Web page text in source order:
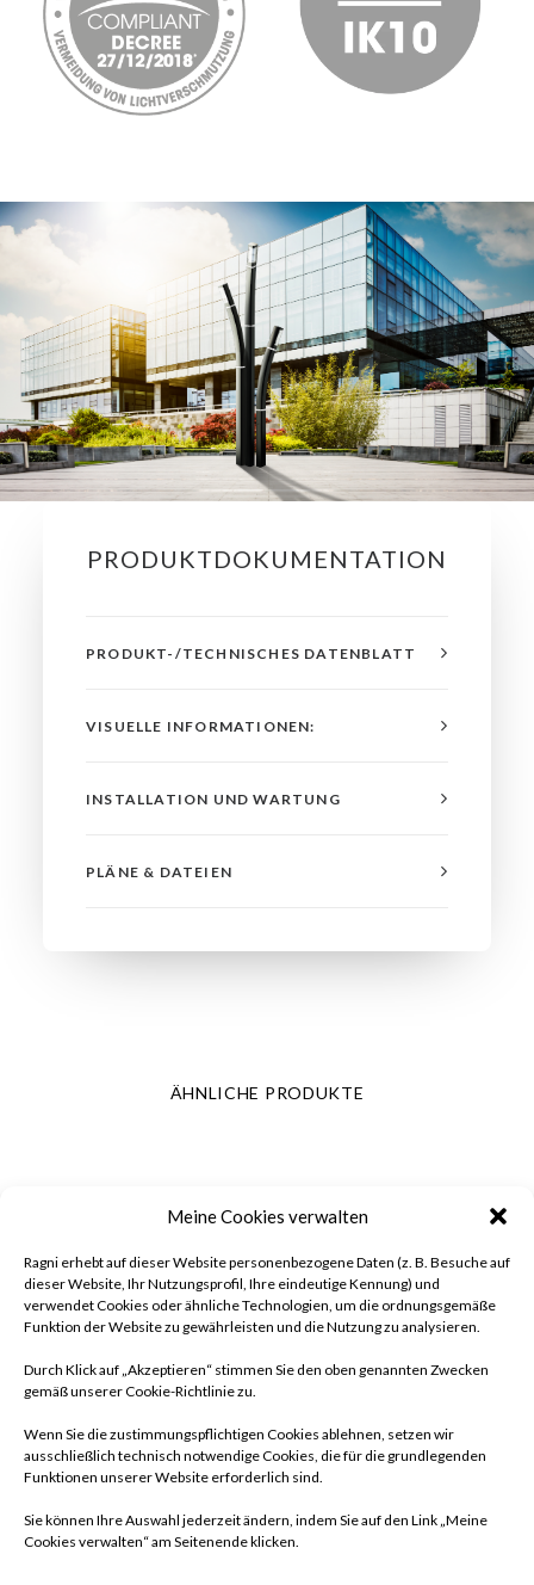
Meine Cookies verwalten
Ragni erhebt auf dieser Website personenbezogene Daten (z. B. Besuche auf
dieser Website, Ihr Nutzungsprofil, Ihre eindeutige Kennung) und
verwendet Cookies oder ähnliche Technologien, um die ordnungsgemäße
Funktion der Website zu gewährleisten und die Nutzung zu analysieren.
Durch Klick auf „Akzeptieren“ stimmen Sie den oben genannten Zwecken
gemäß unserer Cookie-Richtlinie zu.
Wenn Sie die zustimmungspflichtigen Cookies ablehnen, setzen wir
ausschließlich technisch notwendige Cookies, die für die grundlegenden
Funktionen unserer Website erforderlich sind.
Sie können Ihre Auswahl jederzeit ändern, indem Sie auf den Link „Meine
Cookies verwalten“ am Seitenende klicken.
PRODUKTDOKUMENTATION
PRODUKT-/TECHNISCHES DATENBLATT
VISUELLE INFORMATIONEN:
INSTALLATION UND WARTUNG
PLÄNE & DATEIEN
ÄHNLICHE PRODUKTE